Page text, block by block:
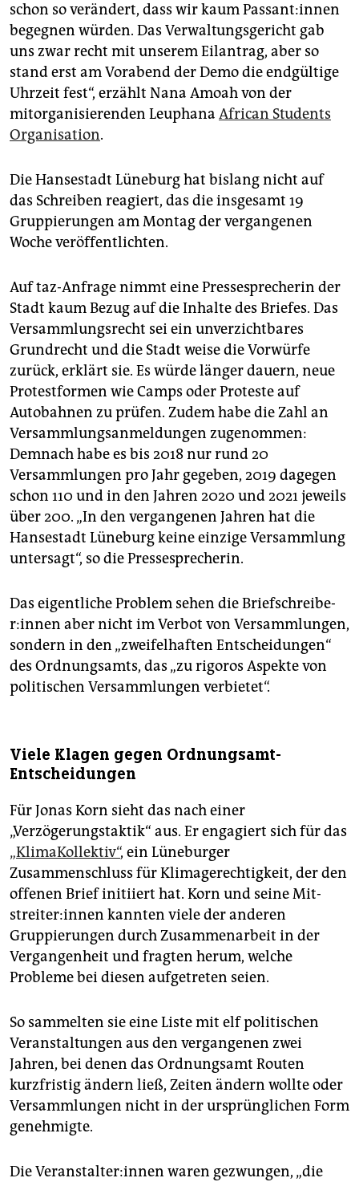
schon so verändert, dass wir kaum Pas­san­t:in­nen
begegnen würden. Das Verwaltungsgericht gab
uns zwar recht mit unserem Eilantrag, aber so
stand erst am Vorabend der Demo die endgültige
Uhrzeit fest“, erzählt Nana Amoah von der
mitorganisierenden Leuphana African Students
Organisation.
Die Hansestadt Lüneburg hat bislang nicht auf
das Schreiben reagiert, das die insgesamt 19
Gruppierungen am Montag der vergangenen
Woche veröffentlichten.
Auf taz-Anfrage nimmt eine Pressesprecherin der
Stadt kaum Bezug auf die Inhalte des Briefes. Das
Versammlungsrecht sei ein unverzichtbares
Grundrecht und die Stadt weise die Vorwürfe
zurück, erklärt sie. Es würde länger dauern, neue
Protestformen wie Camps oder Proteste auf
Autobahnen zu prüfen. Zudem habe die Zahl an
Versammlungsanmeldungen zugenommen:
Demnach habe es bis 2018 nur rund 20
Versammlungen pro Jahr gegeben, 2019 dagegen
schon 110 und in den Jahren 2020 und 2021 jeweils
über 200. „In den vergangenen Jahren hat die
Hansestadt Lüneburg keine einzige Versammlung
untersagt“, so die Pressesprecherin.
Das eigentliche Problem sehen die Brief­schrei­be­
r:in­nen aber nicht im Verbot von Versammlungen,
sondern in den „zweifelhaften Entscheidungen“
des Ordnungsamts, das „zu rigoros Aspekte von
politischen Versammlungen verbietet“.
Viele Klagen gegen Ordnungsamt-
Entscheidungen
Für Jonas Korn sieht das nach einer
„Verzögerungstaktik“ aus. Er engagiert sich für das
„KlimaKollektiv“, ein Lüneburger
Zusammenschluss für Klimagerechtigkeit, der den
offenen Brief initiiert hat. Korn und seine Mit­
strei­te­r:in­nen kannten viele der anderen
Gruppierungen durch Zusammenarbeit in der
Vergangenheit und fragten herum, welche
Probleme bei diesen aufgetreten seien.
So sammelten sie eine Liste mit elf politischen
Veranstaltungen aus den vergangenen zwei
Jahren, bei denen das Ordnungsamt Routen
kurzfristig ändern ließ, Zeiten ändern wollte oder
Versammlungen nicht in der ursprünglichen Form
genehmigte.
Die Ver­an­stal­te­r:in­nen waren gezwungen, „die